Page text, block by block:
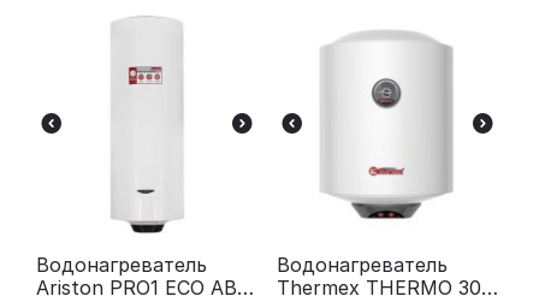
Водонагреватель
Ariston PRO1 ECO ABS
Водонагреватель
Thermex THERMO 30